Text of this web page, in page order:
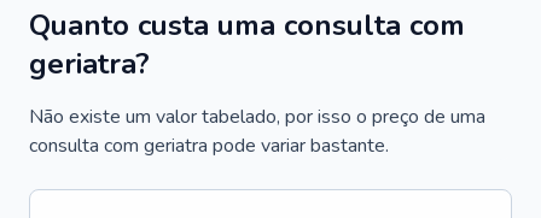
Quanto custa uma consulta com
geriatra?
Não existe um valor tabelado, por isso o preço de uma
consulta com geriatra pode variar bastante.